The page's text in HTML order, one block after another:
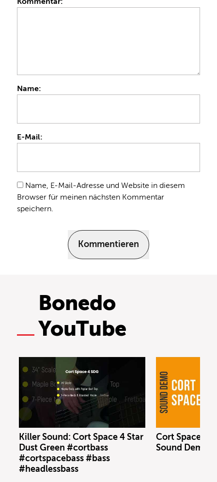
Name:
E-Mail:
Name, E-Mail-Adresse und Website in diesem
Browser für meinen nächsten Kommentar
speichern.
Kommentieren
Bonedo
YouTube
Killer Sound: Cort Space 4 Star
Dust Green #cortbass
#cortspacebass #bass
#headlessbass
Cort Space 4
Sound Demo